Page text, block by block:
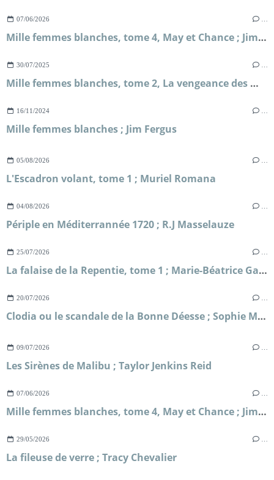
07/06/2026
Mille femmes blanches, tome 4, May et Chance ; Jim Fergus
30/07/2025
Mille femmes blanches, tome 2, La vengeance des mères ; Jim Fergus
16/11/2024
Mille femmes blanches ; Jim Fergus
05/08/2026
L'Escadron volant, tome 1 ; Muriel Romana
04/08/2026
Périple en Méditerrannée 1720 ; R.J Masselauze
25/07/2026
La falaise de la Repentie, tome 1 ; Marie-Béatrice Gauvin
20/07/2026
Clodia ou le scandale de la Bonne Déesse ; Sophie Malick-Prunier
09/07/2026
Les Sirènes de Malibu ; Taylor Jenkins Reid
07/06/2026
Mille femmes blanches, tome 4, May et Chance ; Jim Fergus
29/05/2026
La fileuse de verre ; Tracy Chevalier